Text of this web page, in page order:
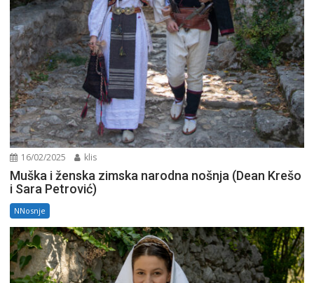
16/02/2025 klis
Muška i ženska zimska narodna nošnja (Dean Krešo
i Sara Petrović)
NNosnje